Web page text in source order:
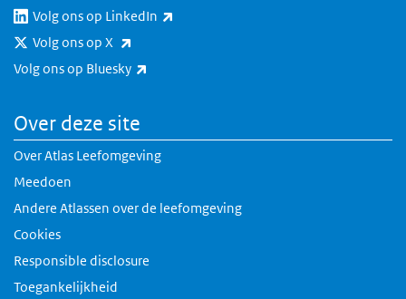
Volg ons op LinkedIn
Volg ons op X
Volg ons op Bluesky
Over deze site
Over Atlas Leefomgeving
Meedoen
Andere Atlassen over de leefomgeving
Cookies
Responsible disclosure
Toegankelijkheid